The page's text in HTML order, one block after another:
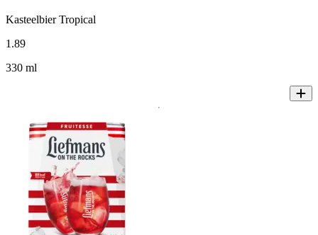
Kasteelbier Tropical
1 .89
330 ml